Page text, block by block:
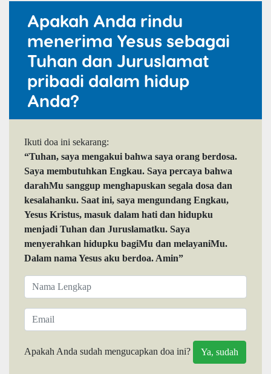
Apakah Anda rindu
menerima Yesus sebagai
Tuhan dan Juruslamat
pribadi dalam hidup
Anda?
Ikuti doa ini sekarang:
“Tuhan, saya mengakui bahwa saya orang berdosa.
Saya membutuhkan Engkau. Saya percaya bahwa
darahMu sanggup menghapuskan segala dosa dan
kesalahanku. Saat ini, saya mengundang Engkau,
Yesus Kristus, masuk dalam hati dan hidupku
menjadi Tuhan dan Juruslamatku. Saya
menyerahkan hidupku bagiMu dan melayaniMu.
Dalam nama Yesus aku berdoa. Amin”
Apakah Anda sudah mengucapkan doa ini?